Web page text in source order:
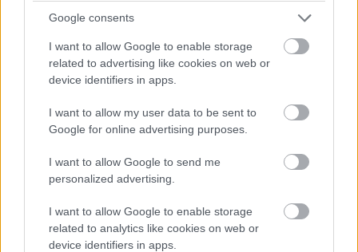
Google consents
I want to allow Google to enable storage
related to advertising like cookies on web or
device identifiers in apps.
I want to allow my user data to be sent to
Google for online advertising purposes.
I want to allow Google to send me
personalized advertising.
I want to allow Google to enable storage
related to analytics like cookies on web or
device identifiers in apps.
työasioissa?
Kuittien kuvaus, matkalaskun tekeminen ja
siirtäminen kirjanpitoon on helpointa siihen
suunnitellulla ohjelmistolla, kuten
eTaskullataiFinago Procountorin mobiililla
Palkanlaskenta